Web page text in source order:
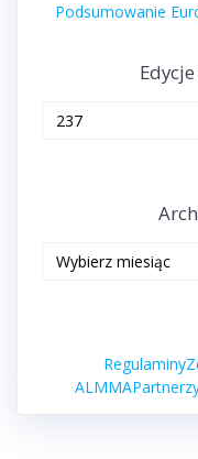
Podsumowanie
Regulaminy
ALMMA